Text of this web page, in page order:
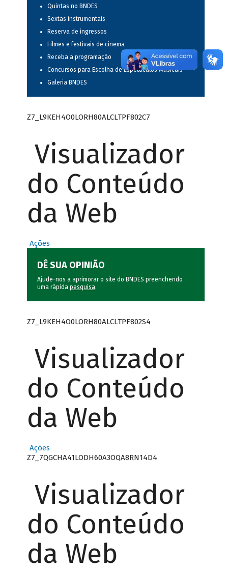
Quintas no BNDES
Sextas instrumentais
Reserva de ingressos
Filmes e festivais de cinema
Receba a programação
Concursos para Escolha de Espetáculos Musicais
Galeria BNDES
Z7_L9KEH4O0LORH80ALCLTPF802C7
Visualizador
do Conteúdo
da Web
Ações
DÊ SUA OPINIÃO
Ajude-nos a aprimorar o site do BNDES preenchendo
uma rápida pesquisa.
Z7_L9KEH4O0LORH80ALCLTPF802S4
Visualizador
do Conteúdo
da Web
Ações
Z7_7QGCHA41LODH60A3OQA8RN14D4
Visualizador
do Conteúdo
da Web